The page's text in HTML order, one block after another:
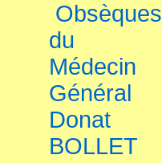
Obsèques
du
Médecin
Général
Donat
BOLLET